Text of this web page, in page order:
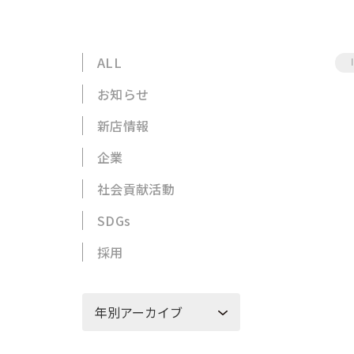
ALL
お知らせ
新店情報
企業
社会貢献活動
SDGs
採用